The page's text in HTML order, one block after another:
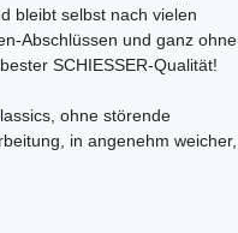
bleibt selbst nach vielen
Abschlüssen und ganz ohne
SCHIESSER-Qualität!
ohne störende
in angenehm weicher,